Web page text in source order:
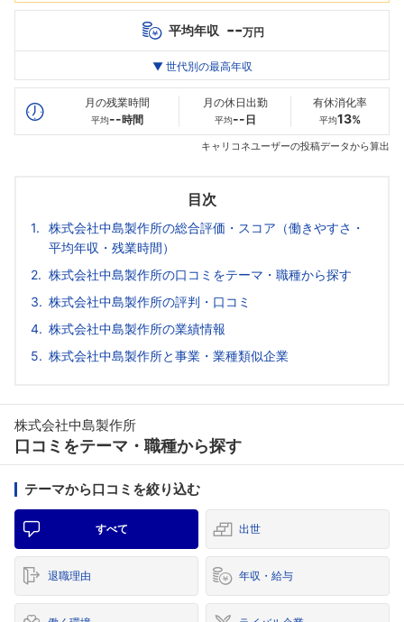
平均年収 --万円
最高年収
20代
--万
30代
--万
--万
▼ 世代別の最高年収
月の残業時間
平均--時間
月の休日出勤
平均-- 日
有休消化率
平均13%
キャリコネユーザーの投稿データから算出
目次
株式会社中島製作所の総合評価・スコア（働きやすさ・
平均年収・残業時間）
株式会社中島製作所の口コミをテーマ・職種から探す
株式会社中島製作所の評判・口コミ
株式会社中島製作所の業績情報
株式会社中島製作所と事業・業種類似企業
株式会社中島製作所
口コミをテーマ・職種から探す
テーマから口コミを絞り込む
すべて 出世
退職理由 年収・給与